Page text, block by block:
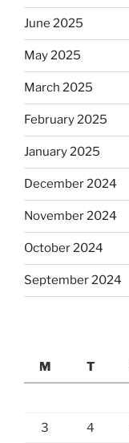
June 2025
May 2025
March 2025
February 2025
January 2025
December 2024
November 2024
October 2024
September 2024
M
T
3 4